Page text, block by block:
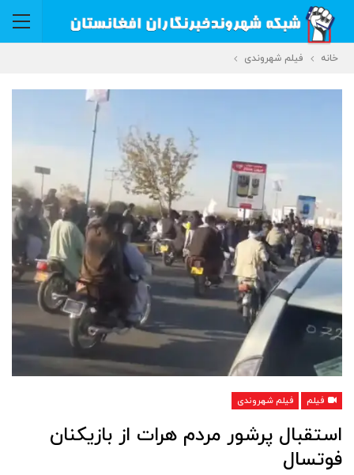
خانه فیلم شهروندی
فیلم فیلم شهروندی
استقبال پرشور مردم هرات از بازیکنان
فوتسال